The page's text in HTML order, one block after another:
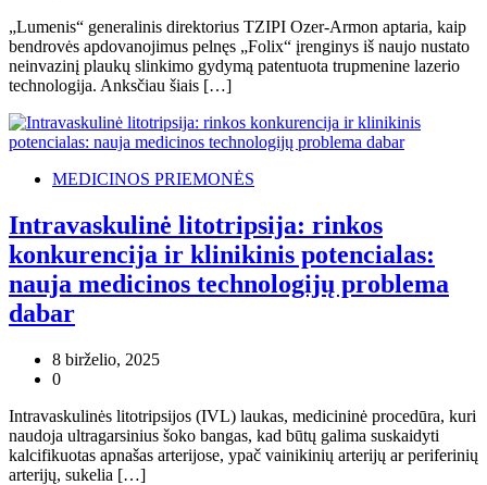
„Lumenis“ generalinis direktorius TZIPI Ozer-Armon aptaria, kaip
bendrovės apdovanojimus pelnęs „Folix“ įrenginys iš naujo nustato
neinvazinį plaukų slinkimo gydymą patentuota trupmenine lazerio
technologija. Anksčiau šiais […]
MEDICINOS PRIEMONĖS
Intravaskulinė litotripsija: rinkos
konkurencija ir klinikinis potencialas:
nauja medicinos technologijų problema
dabar
8 birželio, 2025
0
Intravaskulinės litotripsijos (IVL) laukas, medicininė procedūra, kuri
naudoja ultragarsinius šoko bangas, kad būtų galima suskaidyti
kalcifikuotas apnašas arterijose, ypač vainikinių arterijų ar periferinių
arterijų, sukelia […]